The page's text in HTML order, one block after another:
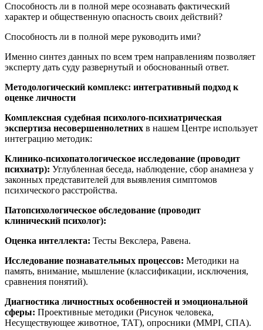
Способность ли в полной мере осознавать фактический
характер и общественную опасность своих действий?
Способность ли в полной мере руководить ими?
Именно синтез данных по всем трем направлениям позволяет
эксперту дать суду развернутый и обоснованный ответ.
Методологический комплекс: интегративный подход к
оценке личности
Комплексная судебная психолого-психиатрическая
экспертиза несовершеннолетних в нашем Центре использует
интеграцию методик:
Клинико-психопатологическое исследование (проводит
психиатр): Углубленная беседа, наблюдение, сбор анамнеза у
законных представителей для выявления симптомов
психического расстройства.
Патопсихологическое обследование (проводит
клинический психолог):
Оценка интеллекта: Тесты Векслера, Равена.
Исследование познавательных процессов: Методики на
память, внимание, мышление (классификации, исключения,
сравнения понятий).
Диагностика личностных особенностей и эмоциональной
сферы: Проективные методики (Рисунок человека,
Несуществующее животное, ТАТ), опросники (MMPI, СПА).